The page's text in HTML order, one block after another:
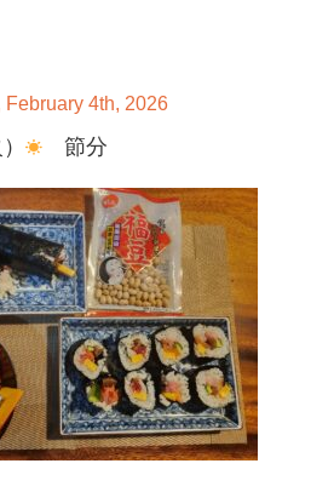
February 4th, 2026
節分